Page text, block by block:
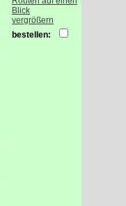
vergrößern
bestellen: